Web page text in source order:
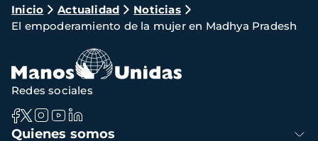
Ruta
de
navegación
Inicio Actualidad
Noticias
El empoderamiento de la mujer en Madhya Pradesh
Navegación
Quienes somos
Redes sociales